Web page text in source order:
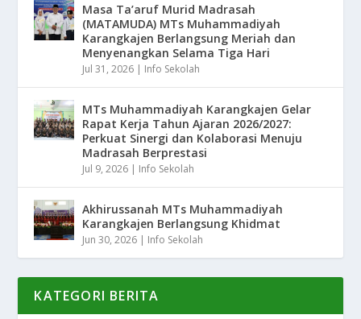
Masa Ta’aruf Murid Madrasah
(MATAMUDA) MTs Muhammadiyah
Karangkajen Berlangsung Meriah dan
Menyenangkan Selama Tiga Hari
Jul 31, 2026 | Info Sekolah
MTs Muhammadiyah Karangkajen Gelar
Rapat Kerja Tahun Ajaran 2026/2027:
Perkuat Sinergi dan Kolaborasi Menuju
Madrasah Berprestasi
Jul 9, 2026 | Info Sekolah
Akhirussanah MTs Muhammadiyah
Karangkajen Berlangsung Khidmat
Jun 30, 2026 | Info Sekolah
KATEGORI BERITA